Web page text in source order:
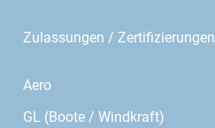
Zulassungen / Zertifizierungen
Aero
GL (Boote / Windkraft)